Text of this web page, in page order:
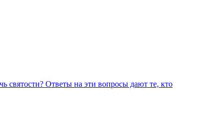
святости? Ответы на эти вопросы дают те, кто